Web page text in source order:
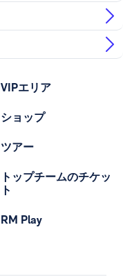
VIPエリア
ショップ
ツアー
トップチームのチケッ
ト
RM Play